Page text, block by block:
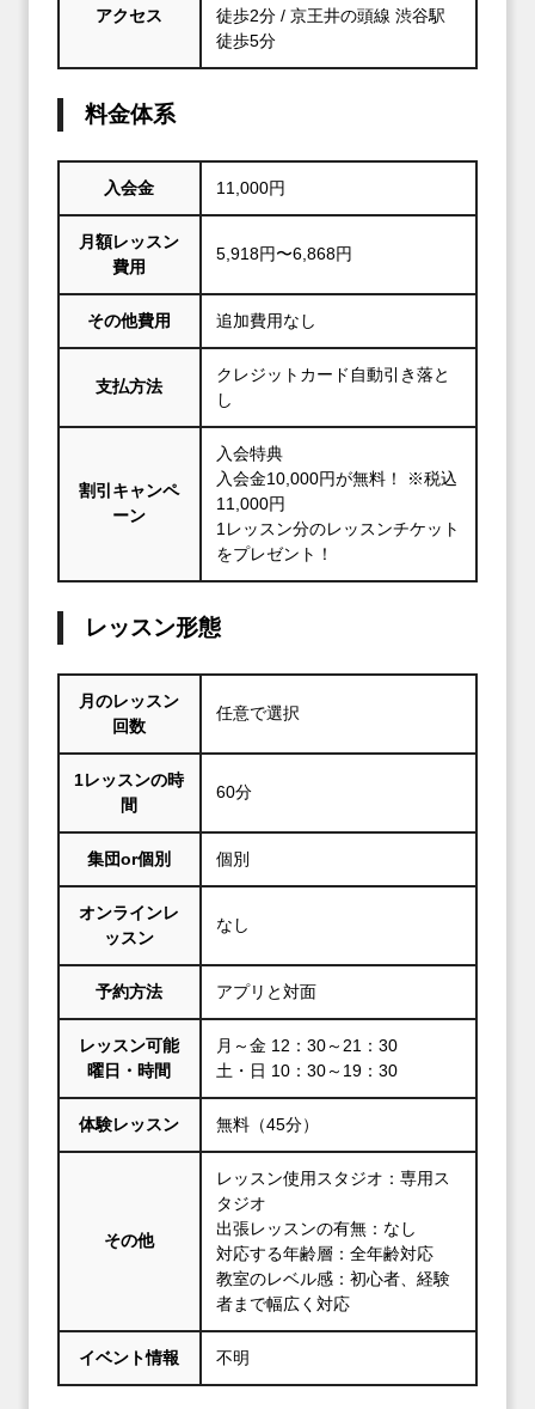
アクセス
徒歩2分 / 京王井の頭線 渋谷駅
徒歩5分
料金体系
入会金 11,000円
月額レッスン
費用
5,918円〜6,868円
その他費用 追加費用なし
支払方法
クレジットカード自動引き落と
し
割引キャンペ
ーン
入会特典
入会金10,000円が無料！ ※税込
11,000円
1レッスン分のレッスンチケット
をプレゼント！
レッスン形態
月のレッスン
回数
任意で選択
1レッスンの時
間
60分
集団or個別 個別
オンラインレ
ッスン
なし
予約方法 アプリと対面
レッスン可能
曜日・時間
月～金 12：30～21：30
土・日 10：30～19：30
体験レッスン 無料（45分）
その他
レッスン使用スタジオ：専用ス
タジオ
出張レッスンの有無：なし
対応する年齢層：全年齢対応
教室のレベル感：初心者、経験
者まで幅広く対応
イベント情報 不明